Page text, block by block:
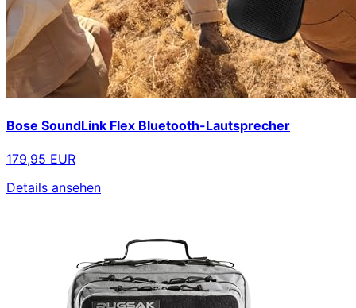
Bose SoundLink Flex Bluetooth-Lautsprecher
179,95 EUR
Details ansehen